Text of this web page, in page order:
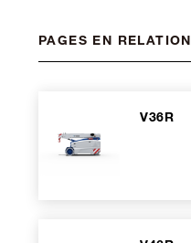
PAGES EN RELATION
V36R